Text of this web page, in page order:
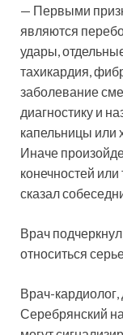
— Первыми
являются
удары,
тахикардия,
заболевание
диагностику и
капельницы или
Иначе
конечностей
сказал
Врач
относиться
Врач-
Серебрянский